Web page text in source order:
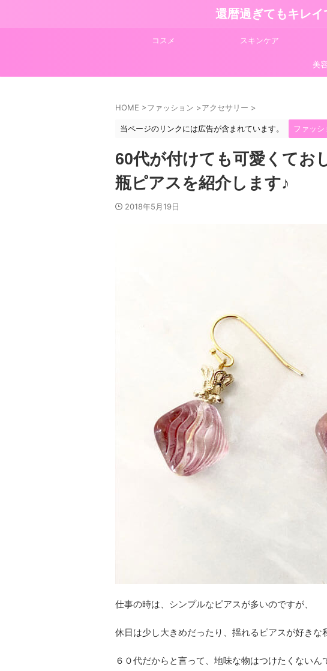
還暦過ぎてもキレ
コスメ スキンケア
美
HOME >ファッション >アクセサリー >
当ページのリンクには広告が含まれています。 ファッシ
60代が付けても可愛くてお
瓶ピアスを紹介します♪
2018年5月19日
仕事の時は、シンプルなピアスが多いのですが、
休日は少し大きめだったり、揺れるピアスが好きな
６０代だからと言って、地味な物はつけたくないん